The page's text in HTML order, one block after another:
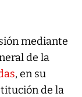
mediante
de la
, en su
de la